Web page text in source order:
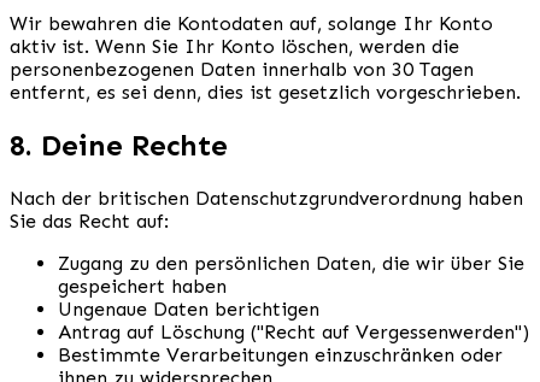
Wir bewahren die Kontodaten auf, solange Ihr Konto
aktiv ist. Wenn Sie Ihr Konto löschen, werden die
personenbezogenen Daten innerhalb von 30 Tagen
entfernt, es sei denn, dies ist gesetzlich vorgeschrieben.
8. Deine Rechte
Nach der britischen Datenschutzgrundverordnung haben
Sie das Recht auf:
Zugang zu den persönlichen Daten, die wir über Sie
gespeichert haben
Ungenaue Daten berichtigen
Antrag auf Löschung ("Recht auf Vergessenwerden")
Bestimmte Verarbeitungen einzuschränken oder